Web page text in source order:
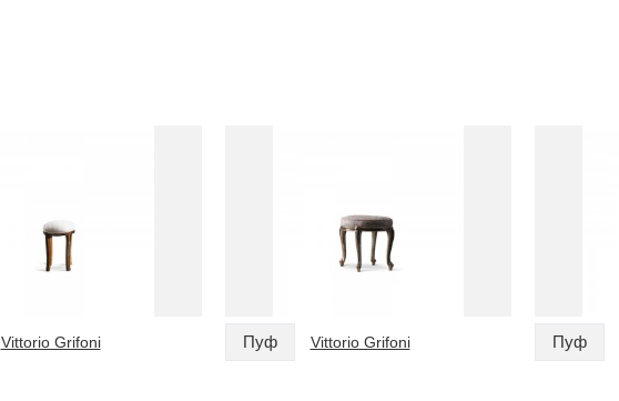
Vittorio Grifoni Пуф Vittorio Grifoni Пуф